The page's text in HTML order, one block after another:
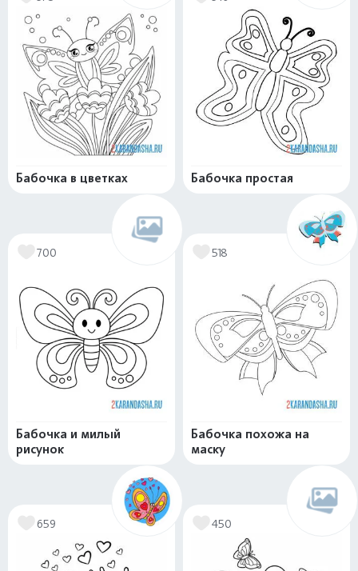
Бабочка в цветках Бабочка простая
700
Бабочка и милый
рисунок
518
Бабочка похожа на
маску
659 450